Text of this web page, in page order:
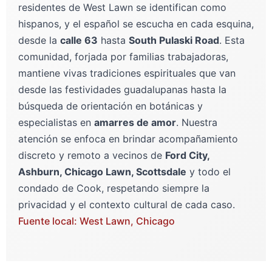
residentes de West Lawn se identifican como
hispanos, y el español se escucha en cada esquina,
desde la calle 63 hasta South Pulaski Road. Esta
comunidad, forjada por familias trabajadoras,
mantiene vivas tradiciones espirituales que van
desde las festividades guadalupanas hasta la
búsqueda de orientación en botánicas y
especialistas en amarres de amor. Nuestra
atención se enfoca en brindar acompañamiento
discreto y remoto a vecinos de Ford City,
Ashburn, Chicago Lawn, Scottsdale y todo el
condado de Cook, respetando siempre la
privacidad y el contexto cultural de cada caso.
Fuente local: West Lawn, Chicago